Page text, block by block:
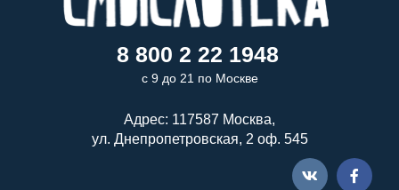
8 800 2 22 1948
с 9 до 21 по Москве
Адрес: 117587 Москва,
ул. Днепропетровская, 2 оф. 545